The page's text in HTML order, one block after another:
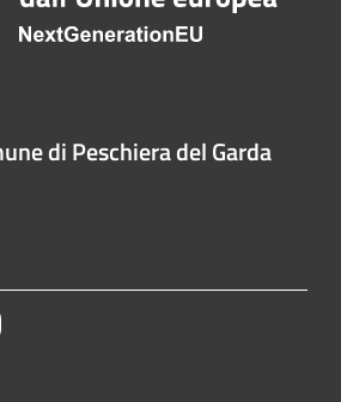
di Peschiera del Garda
Instagram